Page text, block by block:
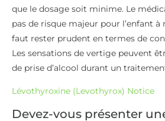
que le dosage soit minime. Le
pas de risque majeur pour l’enfant à
faut rester prudent en termes de
Les sensations de vertige peuvent
de prise d’alcool durant un
Lévothyroxine (Levothyrox) Notice
Devez-vous présenter